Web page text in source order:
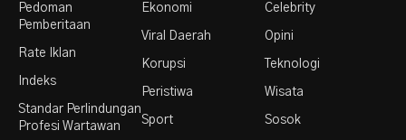
Pedoman
Pemberitaan
Rate Iklan
Indeks
Standar Perlindungan
Profesi Wartawan
Ekonomi
Viral Daerah
Korupsi
Peristiwa
Sport
Celebrity
Opini
Teknologi
Wisata
Sosok